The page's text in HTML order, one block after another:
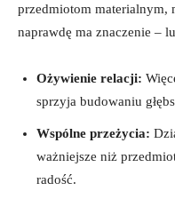
⁤przedmiotom materialnym,
naprawdę ma‌ znaczenie –
Ożywienie relacji:
sprzyja budowaniu
Wspólne przeżycia:
ważniejsze niż
radość.